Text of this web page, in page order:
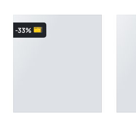
-33%